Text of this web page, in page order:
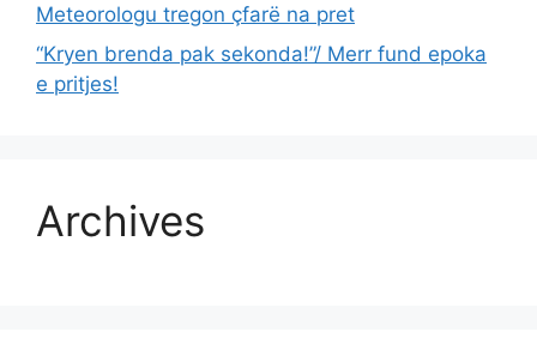
Meteorologu tregon çfarë na pret
“Kryen brenda pak sekonda!”/ Merr fund epoka
e pritjes!
Archives